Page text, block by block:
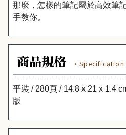
那麼，怎樣的筆記屬於高效筆
手教你。
商品規格
平裝 / 280頁 / 14.8 x 21 x 1.4
版